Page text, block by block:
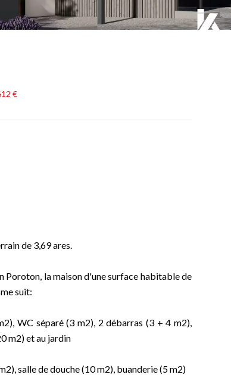
€
de 3,69 ares.
la maison d'une surface habitable de
suit:
WC séparé (3 m2), 2 débarras (3 + 4 m2),
m2) et au jardin
salle de douche (10 m2), buanderie (5 m2)